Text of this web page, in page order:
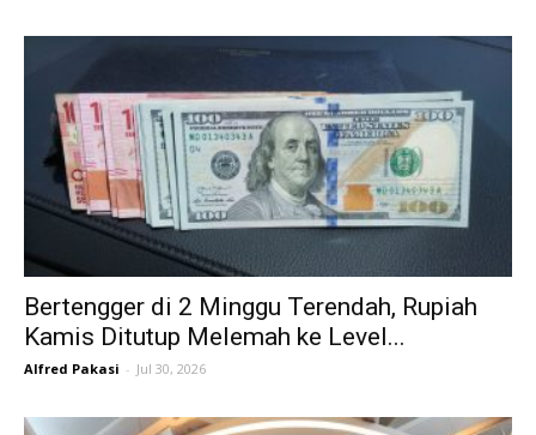
Bertengger di 2 Minggu Terendah, Rupiah
Kamis Ditutup Melemah ke Level...
Alfred Pakasi - Jul 30, 2026